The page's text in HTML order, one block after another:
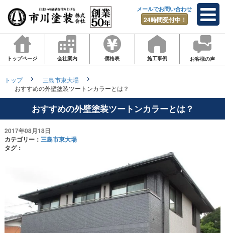
メールでお問い合わせ
24時間受付中！
トップページ 会社案内 価格表 施工事例 お客様の声
トップ
三島市東大場
おすすめの外壁塗装ツートンカラーとは？
おすすめの外壁塗装ツートンカラーとは？
2017年08月18日
カテゴリー： 三島市東大場
タグ：